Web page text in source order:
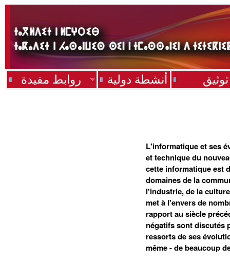
روابط مفيدة أنشطة دولية توثيق
L'informatique et ses
et technique du
cette informatique est
domaines de la
l'industrie, de la
met à l'envers de
rapport au siècle
négatifs sont discutés
ressorts de ses
même - de beaucoup